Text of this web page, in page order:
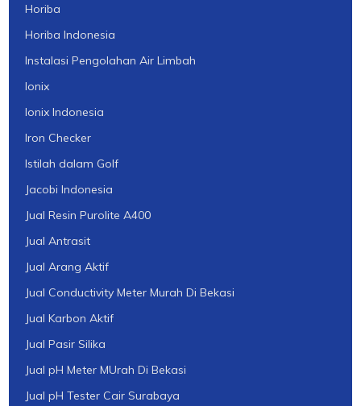
Horiba
Horiba Indonesia
Instalasi Pengolahan Air Limbah
Ionix
Ionix Indonesia
Iron Checker
Istilah dalam Golf
Jacobi Indonesia
Jual Resin Purolite A400
Jual Antrasit
Jual Arang Aktif
Jual Conductivity Meter Murah Di Bekasi
Jual Karbon Aktif
Jual Pasir Silika
Jual pH Meter MUrah Di Bekasi
Jual pH Tester Cair Surabaya